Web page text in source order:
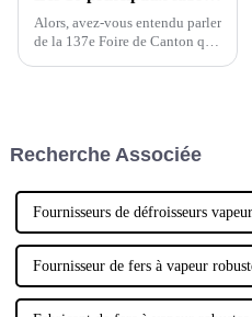
Alors, avez-vous entendu parler
de la 137e Foire de Canton qui
l'honneur.
Recherche Associée
Fournisseurs de défroisseurs
Fournisseur de fers à vapeur